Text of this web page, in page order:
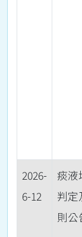
2026-
6-12
痰液
判定
則公